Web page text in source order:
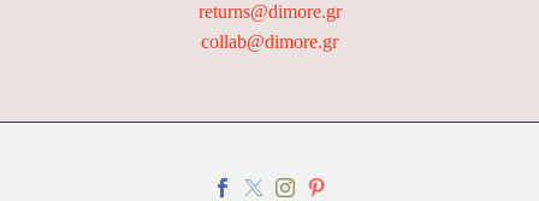
returns@dimore.gr
collab@dimore.gr